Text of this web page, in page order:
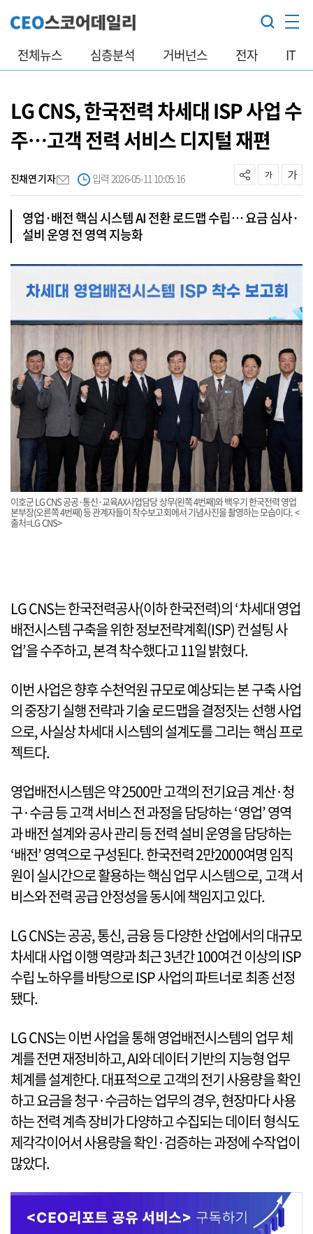
전체뉴스 심층분석 거버넌스 전자 IT
LG CNS, 한국전력 차세대 ISP 사업 수
주…고객 전력 서비스 디지털 재편
진채연 기자 입력 2026-05-11 10:05:16
영업·배전 핵심 시스템 AI 전환 로드맵 수립… 요금 심사·
설비 운영 전 영역 지능화
이호군 LG CNS 공공·통신·교육AX사업담당 상무(왼쪽 4번째)와 백우기 한국전력 영업
본부장(오른쪽 4번째) 등 관계자들이 착수보고회에서 기념사진을 촬영하는 모습이다. <
출처=LG CNS>
LG CNS는 한국전력공사(이하 한국전력)의 ‘차세대 영업
배전시스템 구축을 위한 정보전략계획(ISP) 컨설팅 사
업’을 수주하고, 본격 착수했다고 11일 밝혔다.
이번 사업은 향후 수천억원 규모로 예상되는 본 구축 사업
의 중장기 실행 전략과 기술 로드맵을 결정짓는 선행 사업
으로, 사실상 차세대 시스템의 설계도를 그리는 핵심 프로
젝트다.
영업배전시스템은 약 2500만 고객의 전기요금 계산·청
구·수금 등 고객 서비스 전 과정을 담당하는 ‘영업’ 영역
과 배전 설계와 공사 관리 등 전력 설비 운영을 담당하는
‘배전’ 영역으로 구성된다. 한국전력 2만2000여명 임직
원이 실시간으로 활용하는 핵심 업무 시스템으로, 고객 서
비스와 전력 공급 안정성을 동시에 책임지고 있다.
LG CNS는 공공, 통신, 금융 등 다양한 산업에서의 대규모
차세대 사업 이행 역량과 최근 3년간 100여건 이상의 ISP
수립 노하우를 바탕으로 ISP 사업의 파트너로 최종 선정
됐다.
LG CNS는 이번 사업을 통해 영업배전시스템의 업무 체
계를 전면 재정비하고, AI와 데이터 기반의 지능형 업무
체계를 설계한다. 대표적으로 고객의 전기 사용량을 확인
하고 요금을 청구·수금하는 업무의 경우, 현장마다 사용
하는 전력 계측 장비가 다양하고 수집되는 데이터 형식도
제각각이어서 사용량을 확인·검증하는 과정에 수작업이
많았다.